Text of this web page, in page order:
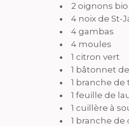
2 oignons bio
4 noix de St-
4 gambas
4 moules
1 citron vert
1 bâtonnet
1 branche de
1 feuille de
1 cuillère à
1 branche